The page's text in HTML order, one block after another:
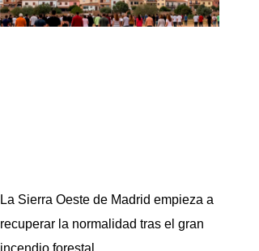
La Sierra Oeste de Madrid empieza a
recuperar la normalidad tras el gran
incendio forestal